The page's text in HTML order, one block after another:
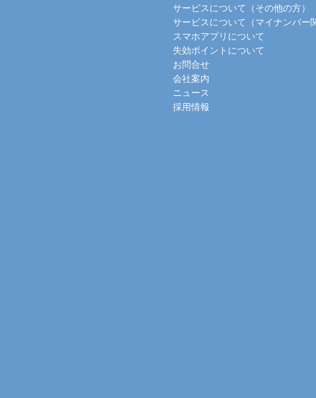
サービスについて（その他の方）
サービスについて（マイナンバー
スマホアプリについて
失効ポイントについて
お問合せ
会社案内
ニュース
採用情報